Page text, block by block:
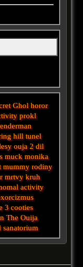
Ghol horor
prokl
hill tunel
ouja 2 dil
muck monika
mummy rodiny
mrtvy kruh
activity
3 cooties
The Ouija
sanatorium